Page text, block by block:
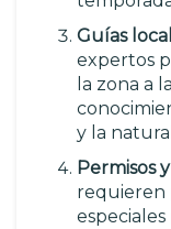
Guías
expertos
la zona a
y la
Permisos
requieren